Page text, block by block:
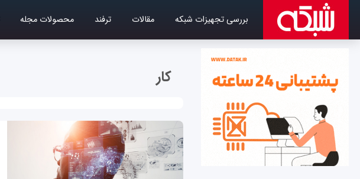
بررسی تجهیزات شبکه مقالات ترفند محصولات مجله
کار